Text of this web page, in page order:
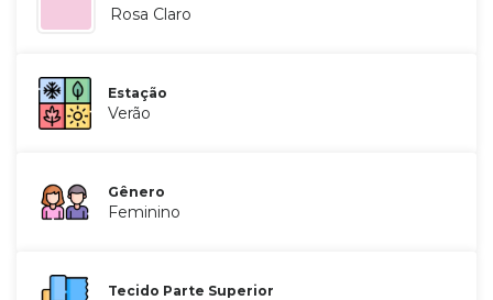
Rosa Claro
Estação
Verão
Gênero
Feminino
Tecido Parte Superior